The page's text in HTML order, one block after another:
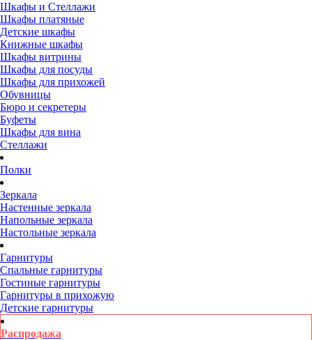
Шкафы и Стеллажи
Шкафы платяные
Детские шкафы
Книжные шкафы
Шкафы витрины
Шкафы для посуды
Шкафы для прихожей
Обувницы
Бюро и секретеры
Буфеты
Шкафы для вина
Стеллажи
Полки
Зеркала
Настенные зеркала
Напольные зеркала
Настольные зеркала
Гарнитуры
Спальные гарнитуры
Гостиные гарнитуры
Гарнитуры в прихожую
Детские гарнитуры
Распродажа